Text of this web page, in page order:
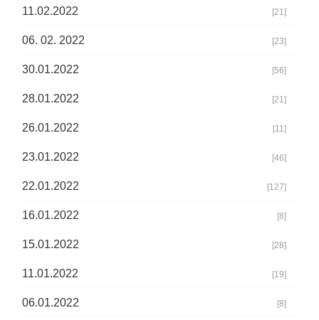
11.02.2022 [21]
06. 02. 2022 [23]
30.01.2022 [56]
28.01.2022 [21]
26.01.2022 [11]
23.01.2022 [46]
22.01.2022 [127]
16.01.2022 [8]
15.01.2022 [28]
11.01.2022 [19]
06.01.2022 [8]